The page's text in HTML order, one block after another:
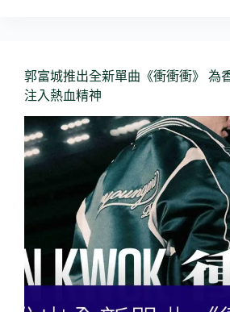
郭富城推出全新單曲《衝衝衝》 為
注入熱血精神